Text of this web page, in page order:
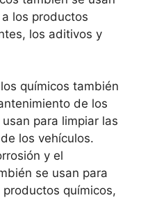
los productos
los aditivos y
químicos también
de los
para limpiar las
los vehículos.
y el
se usan para
químicos,